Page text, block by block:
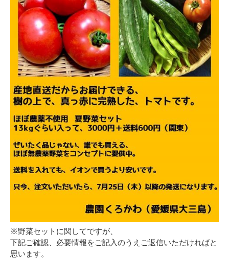
※野菜セットに関してですが、
下記ご確認、必要情報をご記入のうえご返信いただければと
思います。